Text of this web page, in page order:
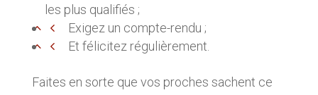
les plus qualifiés ;
Exigez un compte-rendu ;
Et félicitez régulièrement.
Faites en sorte que vos proches sachent ce